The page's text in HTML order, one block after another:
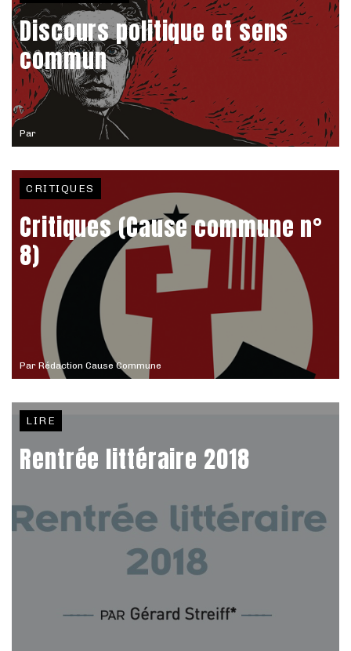
Par
Discours politique et sens
commun
Par Rédaction Cause Commune
CRITIQUES
Critiques (Cause commune n°
8)
LIRE
Rentrée littéraire 2018